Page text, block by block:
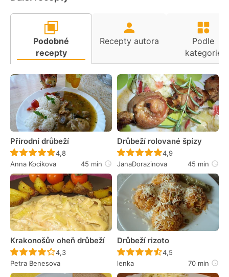
Podobné
recepty
Recepty autora
Podle
kategorie
Přírodní drůbeží
Recept ještě nebyl hodnocen
4,8
Anna Kocikova
45 min
Drůbeží rolované špízy
Recept ještě nebyl
4,9
JanaDorazinova
45 min
Krakonošův oheň drůbeží
Recept ještě nebyl hodnocen
4,3
Petra Benesova
Drůbeží rizoto
Recept ještě nebyl
4,5
lenka
70 min